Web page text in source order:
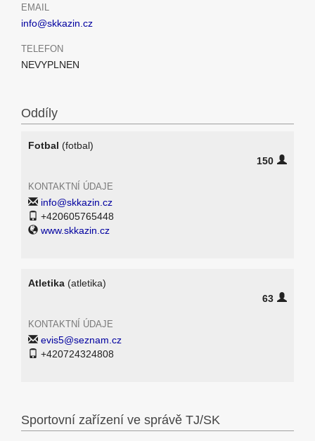
EMAIL
info@skkazin.cz
TELEFON
NEVYPLNEN
Oddíly
Fotbal (fotbal)
150
KONTAKTNÍ ÚDAJE
info@skkazin.cz
+420605765448
www.skkazin.cz
Atletika (atletika)
63
KONTAKTNÍ ÚDAJE
evis5@seznam.cz
+420724324808
Sportovní zařízení ve správě TJ/SK